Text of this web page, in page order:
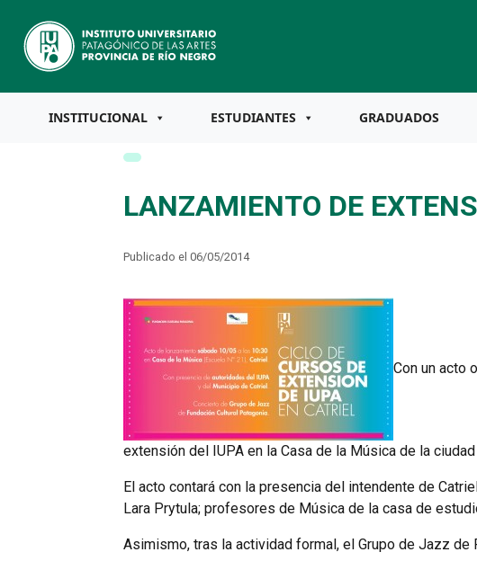
INSTITUCIONAL ESTUDIANTES GRADUADOS
LANZAMIENTO DE
Publicado el 06/05/2014
Con un acto
extensión del IUPA en la Casa de la Música de la
El acto contará con la presencia del intendente de
Lara Prytula; profesores de Música de la casa de
Asimismo, tras la actividad formal, el Grupo de Jazz de